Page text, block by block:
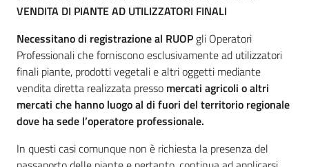
VENDITA DI PIANTE AD UTILIZZATORI FINALI
Necessitano di registrazione al RUOP gli Operatori
Professionali che forniscono esclusivamente ad utilizzatori
finali piante, prodotti vegetali e altri oggetti mediante
vendita diretta realizzata presso mercati agricoli o altri
mercati che hanno luogo al di fuori del territorio regionale
dove ha sede l’operatore professionale.
In questi casi comunque non è richiesta la presenza del